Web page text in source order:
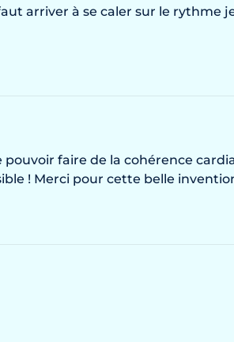
arriver à se caler sur le rythme
faire de la cohérence
! Merci pour cette belle